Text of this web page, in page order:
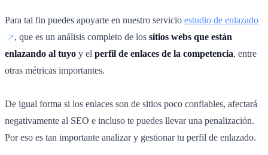
Para tal fin puedes apoyarte en nuestro servicio estudio de enlazado
, que es un análisis completo de los sitios webs que están
enlazando al tuyo y el perfil de enlaces de la competencia, entre
otras métricas importantes.
De igual forma si los enlaces son de sitios poco confiables, afectará
negativamente al SEO e incluso te puedes llevar una penalización.
Por eso es tan importante analizar y gestionar tu perfil de enlazado.